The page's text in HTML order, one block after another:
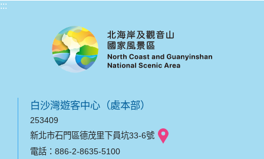
:::
白沙灣遊客中心（處本部）
253409
新北市石門區德茂里下員坑33-6號
電話：886-2-8635-5100